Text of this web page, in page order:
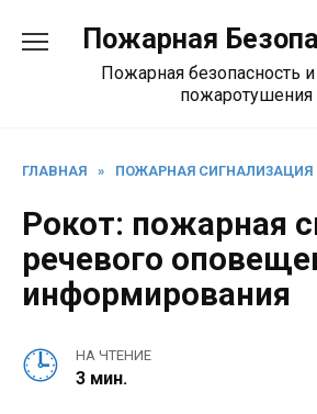
содержанию
Пожарная
Пожарная безопасность
пожаротушения
ГЛАВНАЯ » ПОЖАРНАЯ СИГНАЛИЗАЦИЯ
Рокот: пожарная
речевого
информирования
НА ЧТЕНИЕ
3 мин.